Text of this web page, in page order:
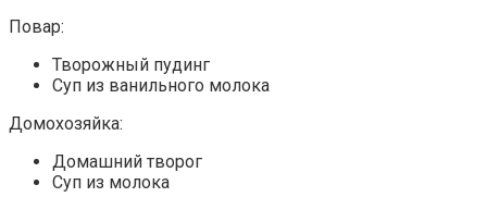
Повар:
Творожный пудинг
Суп из ванильного молока
Домохозяйка:
Домашний творог
Суп из молока